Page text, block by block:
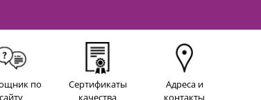
по
сайту
Сертификаты
качества
Адреса и
контакты